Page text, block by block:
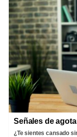
Señales de
¿Te sientes cansado